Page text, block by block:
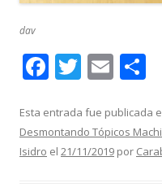
dav
F
e
b
T
itt
er
E
ai
l p
Esta entrada fue publicada
Desmontando Tópicos
Isidro el 21/11/2019 por